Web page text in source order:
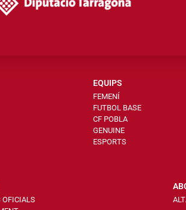
EQUIPS
FEMENÍ
FUTBOL BASE
CF POBLA
GENUINE
ESPORTS
OFICIALS